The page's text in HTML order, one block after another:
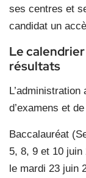
ses centres et
candidat un
Le
résultats
d’examens et
Baccalauréat
5, 8, 9 et 10
le mardi 23 juin